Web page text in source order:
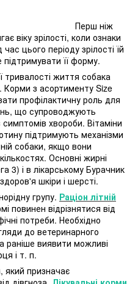
Перш ніж
віку зрілості, коли ознаки
цього періоду зрілості їй
її форму.
тривалості життя собака
Корми з асортименту Size
профілактичну роль для
що супроводжують
хвороби. Вітаміни
підтримують механізми
собаки, якщо вони
Основні жирні
3) і в лікарському Бурачник
шкіри і шерсті.
групу. Раціон літній
повинен відрізнятися від
потреби. Необхідно
до ветеринарного
раніше виявити можливі
і т. п.
який призначає